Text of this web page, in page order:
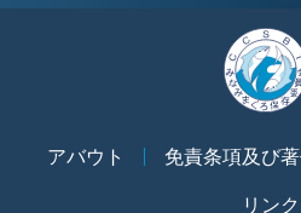
アバウト 免責条項及び
リンク